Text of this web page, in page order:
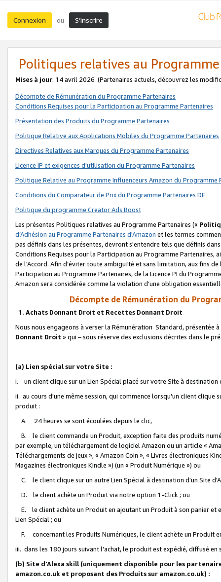
Connexion ou S’inscrire
Politiques relatives au
Mises à jour: 14 avril 2026 (Partenaires actuels, découvrez les
Décompte de Rémunération du Programme Partenaires
Conditions Requises pour la Participation au Programme Partenaires
Présentation des Produits du Programme Partenaires
Politique Relative aux Applications Mobiles du Programme Partenaires
Directives Relatives aux Marques du Programme Partenaires
Licence IP et exigences d'utilisation du Programme Partenaires
Politique Relative au Programme Influenceurs Amazon du Programme
Conditions du Comparateur de Prix du Programme Partenaires DE
Politique du programme Creator Ads Boost
Les présentes Politiques relatives au Programme Partenaires («
d’Adhésion au Programme Partenaires d'Amazon et les termes
pas définis dans les présentes, devront s'entendre tels que définis
Conditions Requises pour la Participation au Programme Partenaires,
de l'Accord. Afin d’éviter toute ambiguïté et sans limitation, aux fins
Participation au Programme Partenaires, de la Licence PI du
Amazon sera considérée comme la violation d’une obligation
Décompte de Rémunération du
1. Achats Donnant Droit et Recettes Donnant Droit
Nous nous engageons à verser la Rémunération Standard, présentée
Donnant Droit » qui – sous réserve des exclusions décrites dans le
(a) Lien spécial sur votre Site :
i. un client clique sur un Lien Spécial placé sur votre Site à destination
ii. au cours d'une même session, qui commence lorsqu'un client
produit :
A. 24 heures se sont écoulées depuis le clic,
B. le client commande un Produit, exception faite des produits
par exemple, un téléchargement de logiciel Amazon ou un article «
Téléchargements de jeux », « Amazon Coin », « Livres électroniques
Magazines électroniques Kindle ») (un « Produit Numérique ») ou
C. le client clique sur un autre Lien Spécial à destination d'un Site
D. le client achète un Produit via notre option 1-Click ; ou
E. le client achète un Produit en ajoutant un Produit à son panier et
Lien Spécial ; ou
F. concernant les Produits Numériques, le client achète un Produit
iii. dans les 180 jours suivant l'achat, le produit est expédié, diffusé
(b) Site d'Alexa skill (uniquement disponible pour les
amazon.co.uk et proposant des Produits sur amazon.co.uk) :